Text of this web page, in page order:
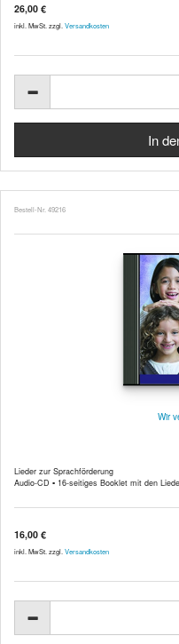
26,00 €
inkl. MwSt. zzgl. Versandkosten
Bestell-Nr. 49216
Wir
Lieder zur Sprachförderung
Audio-CD ▪ 16-seitiges Booklet mit den
16,00 €
inkl. MwSt. zzgl. Versandkosten